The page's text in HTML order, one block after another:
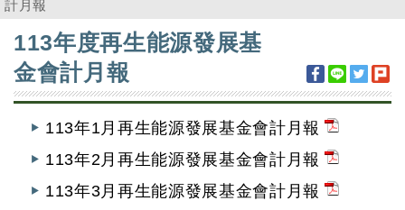
計月報
113年度再生能源發展基
金會計月報
113年1月再生能源發展基金會計月報
113年2月再生能源發展基金會計月報
113年3月再生能源發展基金會計月報